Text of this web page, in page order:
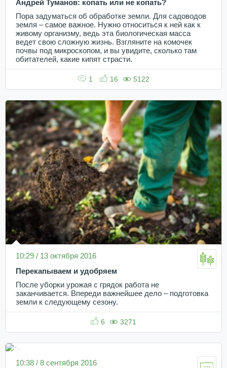
Андрей Туманов: копать или не копать?
Пора задуматься об обработке земли. Для садоводов
земля – самое важное. Нужно относиться к ней как к
живому организму, ведь эта биологическая масса
ведет свою сложную жизнь. Взгляните на комочек
почвы под микроскопом, и вы увидите, сколько там
обитателей, какие кипят страсти.
1 16 5122
10:29 / 13 октября 2016
Перекапываем и удобряем
После уборки урожая с грядок работа не
заканчивается. Впереди важнейшее дело – подготовка
земли к следующему сезону.
6 3271
10:38 / 8 сентября 2016